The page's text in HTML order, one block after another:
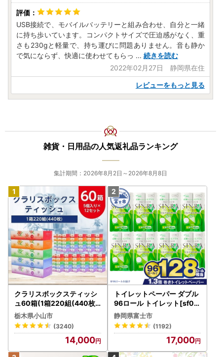
USB接続で、モバイルバッテリーと組み合わせ、自分と一緒
に持ち歩いています。コンパクトサイズで圧迫感がなく、重
さも230gと軽量で、持ち運びに問題ありません。音も静か
で気にならず、快適に使わせてもらっ ... 続きを読む
2022年02月27日 静岡県在住
レビューをもっと見る
雑貨・日用品の人気返礼品ランキング
集計期間：2026年8月2日～2026年8月8日
クラリスボックスティッシ
ュ60箱(1箱220組(440枚))
(5個入り×12セット)【配送
不可地域：離島・沖縄県】
【1256759】
栃木県小山市
(3240)
14,000
トイレットペーパー ダブル
96ロール トイレット[sf00
1-012]
静岡県富士市
(1192)
17,000